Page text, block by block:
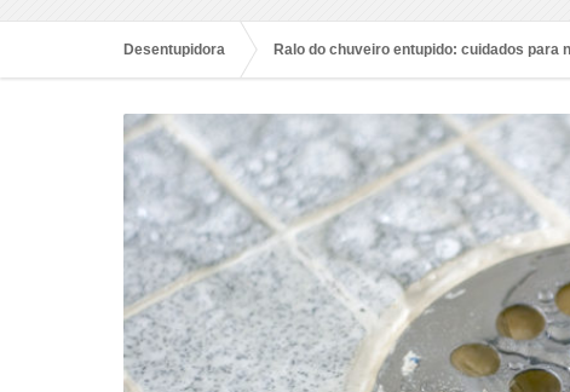
Desentupidora Ralo do chuveiro entupido: cuidados para